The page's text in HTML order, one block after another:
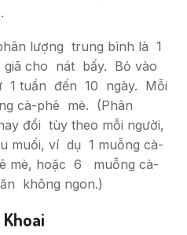
lượng trung bình là 1
cho nát bấy. Bỏ vào
1 tuần đến 10 ngày. Mỗi
cà-phê mè. (Phân
đổi tùy theo mỗi người,
muối, ví dụ 1 muỗng cà-
mè, hoặc 6 muỗng cà-
không ngon.)